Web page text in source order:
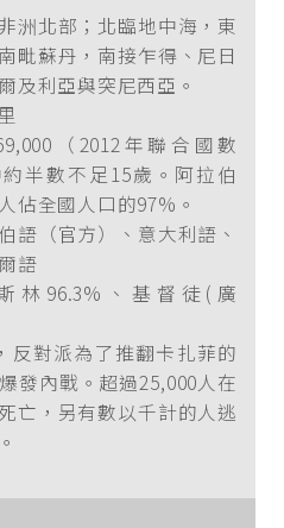
洲北部；北臨地中海，東
毗蘇丹，南接乍得、尼日
及利亞與突尼西亞。
（2012年聯合國數
半數不足15歲。阿拉伯
佔全國人口的97%。
語（官方）、意大利語、
語
林96.3%、基督徒(廣
反對派為了推翻卡扎菲的
發內戰。超過25,000人在
亡，另有數以千計的人逃